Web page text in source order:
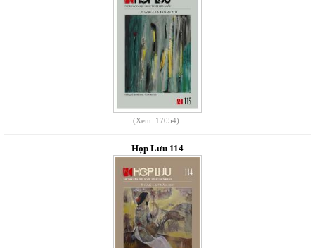
(Xem: 17054)
Hợp Lưu 114